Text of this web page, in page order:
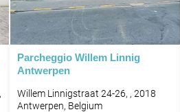
Parcheggio Willem Linnig
Antwerpen
Willem Linnigstraat 24-26, , 2018
Antwerpen, Belgium